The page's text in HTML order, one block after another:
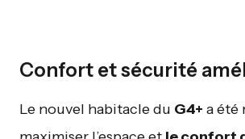
Confort et sécurité
Le nouvel habitacle du G4+ a été